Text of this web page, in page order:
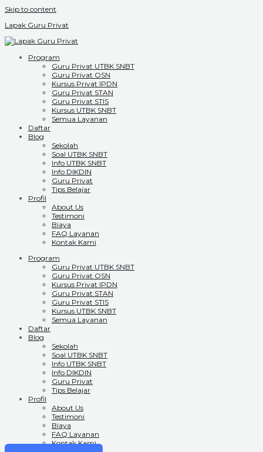
Skip to content
Lapak Guru Privat
Program
Guru Privat UTBK SNBT
Guru Privat OSN
Kursus Privat IPDN
Guru Privat STAN
Guru Privat STIS
Kursus UTBK SNBT
Semua Layanan
Daftar
Blog
Sekolah
Soal UTBK SNBT
Info UTBK SNBT
Info DIKDIN
Guru Privat
Tips Belajar
Profil
About Us
Testimoni
Biaya
FAQ Layanan
Kontak Kami
Program
Guru Privat UTBK SNBT
Guru Privat OSN
Kursus Privat IPDN
Guru Privat STAN
Guru Privat STIS
Kursus UTBK SNBT
Semua Layanan
Daftar
Blog
Sekolah
Soal UTBK SNBT
Info UTBK SNBT
Info DIKDIN
Guru Privat
Tips Belajar
Profil
About Us
Testimoni
Biaya
FAQ Layanan
Kontak Kami